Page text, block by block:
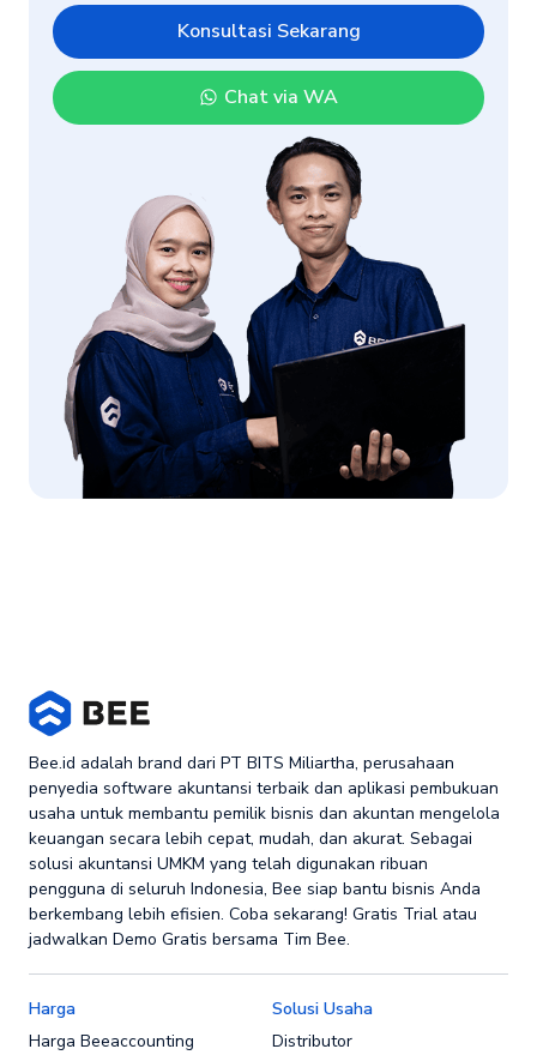
Konsultasi Sekarang
Chat via WA
Bee.id adalah brand dari PT BITS Miliartha, perusahaan
penyedia software akuntansi terbaik dan aplikasi pembukuan
usaha untuk membantu pemilik bisnis dan akuntan mengelola
keuangan secara lebih cepat, mudah, dan akurat. Sebagai
solusi akuntansi UMKM yang telah digunakan ribuan
pengguna di seluruh Indonesia, Bee siap bantu bisnis Anda
berkembang lebih efisien. Coba sekarang! Gratis Trial atau
jadwalkan Demo Gratis bersama Tim Bee.
Harga
Harga Beeaccounting
Solusi Usaha
Distributor